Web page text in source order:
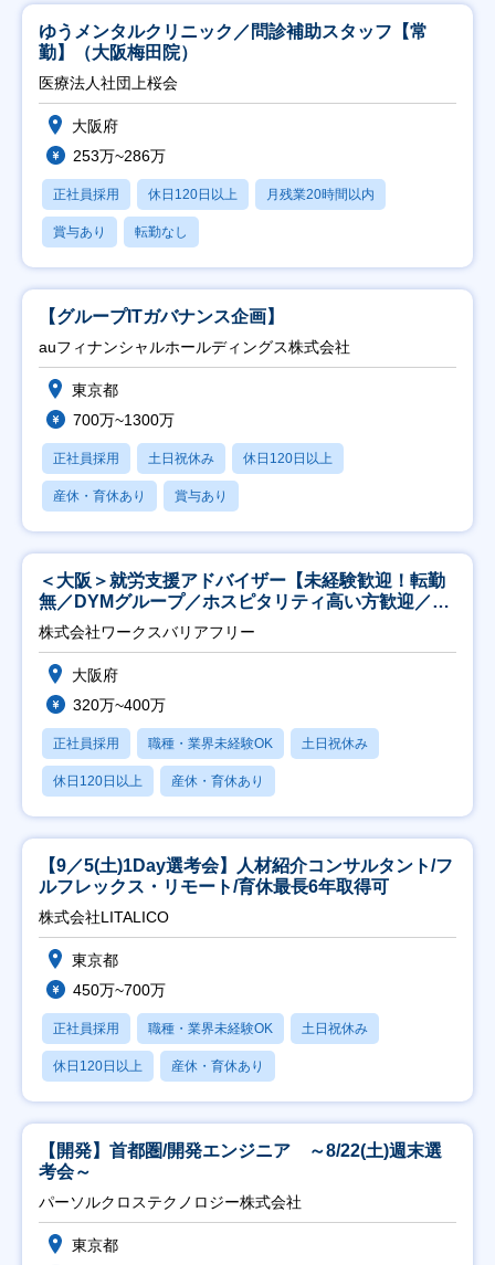
ゆうメンタルクリニック／問診補助スタッフ【常
勤】（大阪梅田院）
医療法人社団上桜会
大阪府
253万~286万
正社員採用 休日120日以上 月残業20時間以内
賞与あり 転勤なし
【グループITガバナンス企画】
auフィナンシャルホールディングス株式会社
東京都
700万~1300万
正社員採用 土日祝休み 休日120日以上
産休・育休あり 賞与あり
＜大阪＞就労支援アドバイザー【未経験歓迎！転勤
無／DYMグループ／ホスピタリティ高い方歓迎／土
日祝】
株式会社ワークスバリアフリー
大阪府
320万~400万
正社員採用 職種・業界未経験OK 土日祝休み
休日120日以上 産休・育休あり
【9／5(土)1Day選考会】人材紹介コンサルタント/フ
ルフレックス・リモート/育休最長6年取得可
株式会社LITALICO
東京都
450万~700万
正社員採用 職種・業界未経験OK 土日祝休み
休日120日以上 産休・育休あり
【開発】首都圏/開発エンジニア ～8/22(土)週末選
考会～
パーソルクロステクノロジー株式会社
東京都